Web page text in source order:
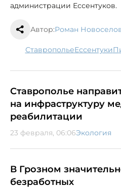
администрации Ессентуков.
Автор:Роман
Ставрополье Ессентуки
Ставрополье
на инфраструктуру
реабилитации
23 февраля, 06:06Экология
В Грозном
безработных